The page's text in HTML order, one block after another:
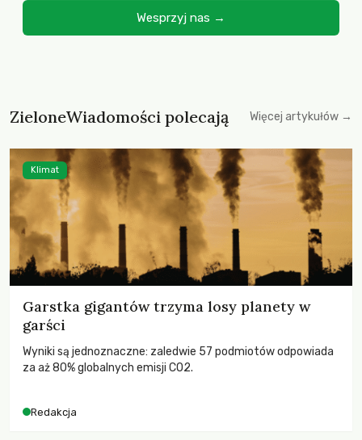
Wesprzyj nas →
ZieloneWiadomości polecają Więcej artykułów →
Garstka gigantów trzyma losy planety w
garści
Wyniki są jednoznaczne: zaledwie 57 podmiotów odpowiada
za aż 80% globalnych emisji CO2.
Redakcja
Klimat